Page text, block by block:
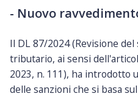
- Nuovo
Il DL 87/2024 (Revisione
tributario, ai sensi
2023, n. 111), ha introdotto
delle sanzioni che si basa